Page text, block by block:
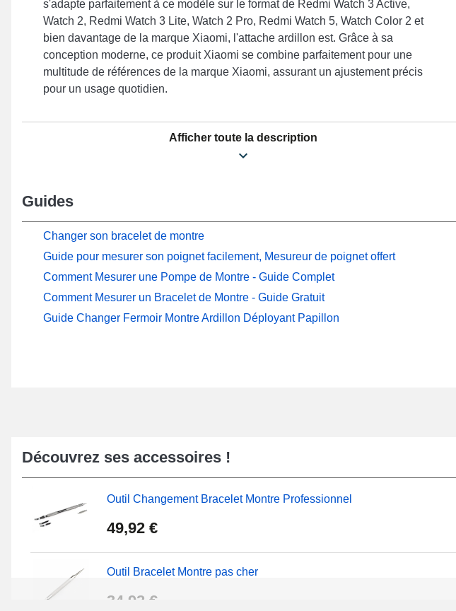
s'adapte parfaitement à ce modèle sur le format de Redmi Watch 3 Active,
Watch 2, Redmi Watch 3 Lite, Watch 2 Pro, Redmi Watch 5, Watch Color 2 et
bien davantage de la marque Xiaomi, l'attache ardillon est. Grâce à sa
conception moderne, ce produit Xiaomi se combine parfaitement pour une
multitude de références de la marque Xiaomi, assurant un ajustement précis
pour un usage quotidien.
Afficher toute la description
Guides
Changer son bracelet de montre
Guide pour mesurer son poignet facilement, Mesureur de poignet offert
Comment Mesurer une Pompe de Montre - Guide Complet
Comment Mesurer un Bracelet de Montre - Guide Gratuit
Guide Changer Fermoir Montre Ardillon Déployant Papillon
Découvrez ses accessoires !
Outil Changement Bracelet Montre Professionnel
49,92 €
Outil Bracelet Montre pas cher
34,92 €